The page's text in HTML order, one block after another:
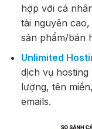
hợp với cá
tài nguyên
sản phẩm/bán
Unlimited
dịch vụ hosting
lượng, tên
emails.